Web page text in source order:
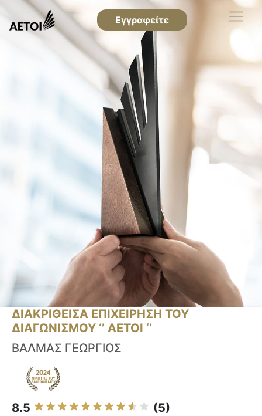
Εγγραφείτε
ΔΙΑΚΡΙΘΕΙΣΑ ΕΠΙΧΕΙΡΗΣΗ ΤΟΥ
ΔΙΑΓΩΝΙΣΜΟΥ ‘’ ΑΕΤΟΙ ‘’
ΒΑΛΜΑΣ ΓΕΩΡΓΙΟΣ
8.5 (5)